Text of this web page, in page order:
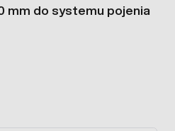
mm do systemu pojenia